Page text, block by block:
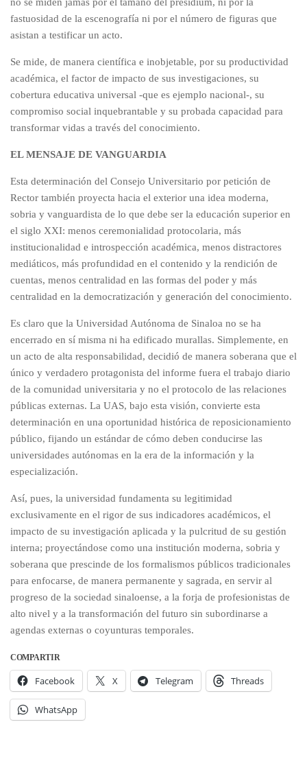
fastuosidad de la escenografía ni por el número de figuras que
asistan a testificar un acto.
Se mide, de manera científica e inobjetable, por su productividad
académica, el factor de impacto de sus investigaciones, su
cobertura educativa universal -que es ejemplo nacional-, su
compromiso social inquebrantable y su probada capacidad para
transformar vidas a través del conocimiento.
EL MENSAJE DE VANGUARDIA
Esta determinación del Consejo Universitario por petición de
Rector también proyecta hacia el exterior una idea moderna,
sobria y vanguardista de lo que debe ser la educación superior en
el siglo XXI: menos ceremonialidad protocolaria, más
institucionalidad e introspección académica, menos distractores
mediáticos, más profundidad en el contenido y la rendición de
cuentas, menos centralidad en las formas del poder y más
centralidad en la democratización y generación del conocimiento.
Es claro que la Universidad Autónoma de Sinaloa no se ha
encerrado en sí misma ni ha edificado murallas. Simplemente, en
un acto de alta responsabilidad, decidió de manera soberana que el
único y verdadero protagonista del informe fuera el trabajo diario
de la comunidad universitaria y no el protocolo de las relaciones
públicas externas. La UAS, bajo esta visión, convierte esta
determinación en una oportunidad histórica de reposicionamiento
público, fijando un estándar de cómo deben conducirse las
universidades autónomas en la era de la información y la
especialización.
Así, pues, la universidad fundamenta su legitimidad
exclusivamente en el rigor de sus indicadores académicos, el
impacto de su investigación aplicada y la pulcritud de su gestión
interna; proyectándose como una institución moderna, sobria y
soberana que prescinde de los formalismos públicos tradicionales
para enfocarse, de manera permanente y sagrada, en servir al
progreso de la sociedad sinaloense, a la forja de profesionistas de
alto nivel y a la transformación del futuro sin subordinarse a
agendas externas o coyunturas temporales.
COMPARTIR
Facebook X Telegram Threads
WhatsApp